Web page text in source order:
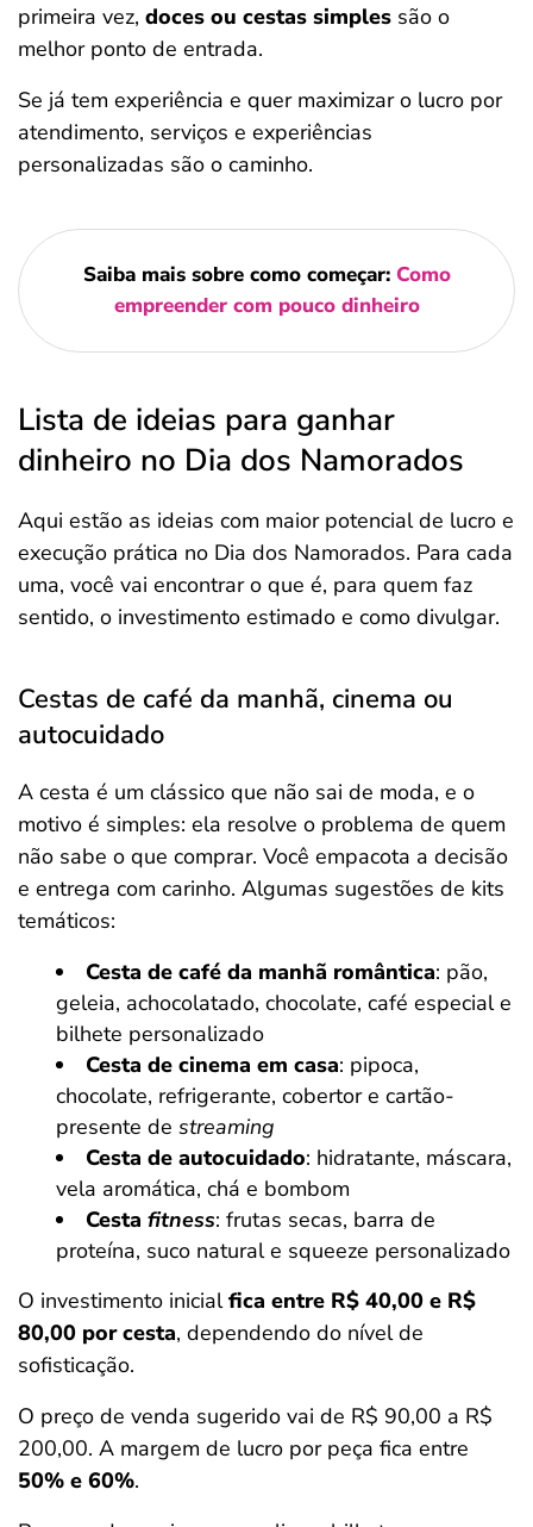
primeira vez, doces ou cestas simples são o
melhor ponto de entrada.
Se já tem experiência e quer maximizar o lucro por
atendimento, serviços e experiências
personalizadas são o caminho.
Saiba mais sobre como começar: Como
empreender com pouco dinheiro
Lista de ideias para ganhar
dinheiro no Dia dos Namorados
Aqui estão as ideias com maior potencial de lucro e
execução prática no Dia dos Namorados. Para cada
uma, você vai encontrar o que é, para quem faz
sentido, o investimento estimado e como divulgar.
Cestas de café da manhã, cinema ou
autocuidado
A cesta é um clássico que não sai de moda, e o
motivo é simples: ela resolve o problema de quem
não sabe o que comprar. Você empacota a decisão
e entrega com carinho. Algumas sugestões de kits
temáticos:
Cesta de café da manhã romântica: pão,
geleia, achocolatado, chocolate, café especial e
bilhete personalizado
Cesta de cinema em casa: pipoca,
chocolate, refrigerante, cobertor e cartão-
presente de streaming
Cesta de autocuidado: hidratante, máscara,
vela aromática, chá e bombom
Cesta fitness: frutas secas, barra de
proteína, suco natural e squeeze personalizado
O investimento inicialfica entre R$ 40,00 e R$
80,00 por cesta, dependendo do nível de
sofisticação.
O preço de venda sugerido vai de R$ 90,00 a R$
200,00. A margem de lucro por peça fica entre
50% e 60%.